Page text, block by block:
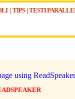
| TIPS|TESTI